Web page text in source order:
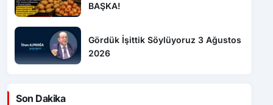
BAŞKA!
Gördük İşittik Söylüyoruz 3 Ağustos
2026
Son Dakika